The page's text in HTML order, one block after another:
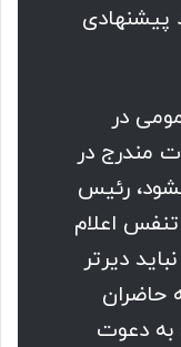
پیشنهادی
در
مندرج در
رئیس
اعلام
دیرتر
حاضران
به دعوت